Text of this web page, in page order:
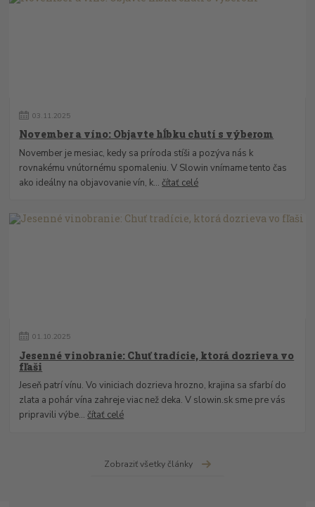
03. 11.2025
November a víno: Objavte hĺbku chutí s výberom
November je mesiac, kedy sa príroda stíši a pozýva nás k
rovnakému vnútornému spomaleniu. V Slowin vnímame tento čas
ako ideálny na objavovanie vín, k...čítať celé
01. 10.2025
Jesenné vinobranie: Chuť tradície, ktorá dozrieva vo
fľaši
Jeseň patrí vínu. Vo viniciach dozrieva hrozno, krajina sa sfarbí do
zlata a pohár vína zahreje viac než deka. V slowin.sk sme pre vás
pripravili výbe...čítať celé
Zobraziť všetky články